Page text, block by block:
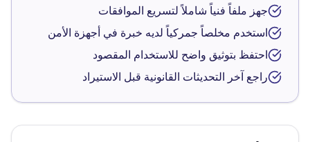
جهز ملفاً فنياً شاملاً لتسريع الموافقات
استخدم مخلصاً جمركياً لديه خبرة في أجهزة الأمن
احتفظ بتوثيق واضح للاستخدام المقصود
راجع آخر التحديثات القانونية قبل الاستيراد